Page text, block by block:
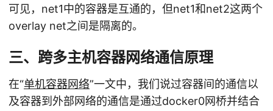
可见，net1中的容器是互通的，但net1和net2这两个
overlay net之间是隔离的。
三、跨多主机容器网络通信原理
在“单机容器网络”一文中，我们说过容器间的通信以
及容器到外部网络的通信是通过docker0网桥并结合